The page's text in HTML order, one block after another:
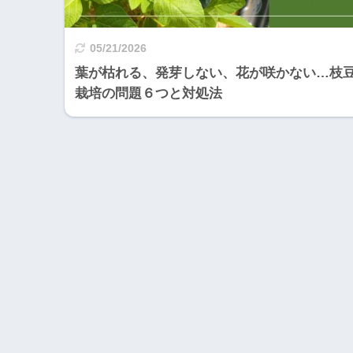
05/21/2026
葉が枯れる、発芽しない、花が咲かない…枝
栽培の問題６つと対処法